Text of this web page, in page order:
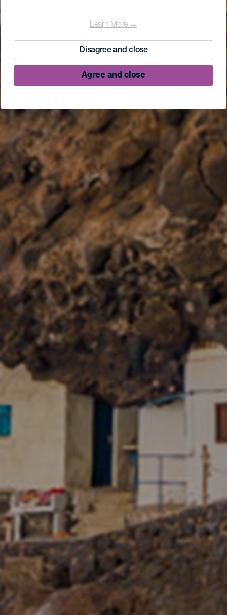
Learn More →
Disagree and close
Agree and close